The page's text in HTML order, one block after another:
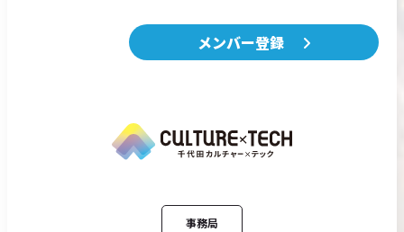
メンバー登録
事務局